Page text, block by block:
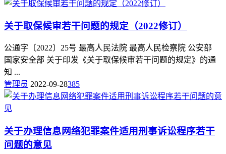
关于取保候审若干问题的规定（2022修订）
公通字〔2022〕25号 最高人民法院 最高人民检察院 公安部
国家安全部 关于印发《关于取保候审若干问题的规定》的通
知 ...
管理员 2022-09-28385
关于办理信息网络犯罪案件适用刑事诉讼程序若干
问题的意见